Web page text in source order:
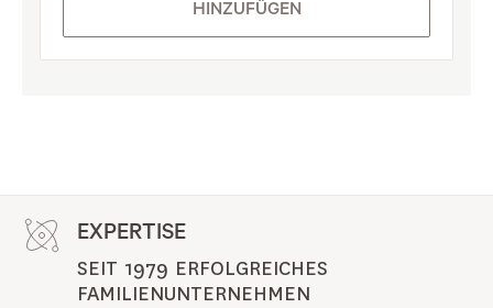
HINZUFÜGEN
EXPERTISE
SEIT 1979 ERFOLGREICHES
FAMILIENUNTERNEHMEN